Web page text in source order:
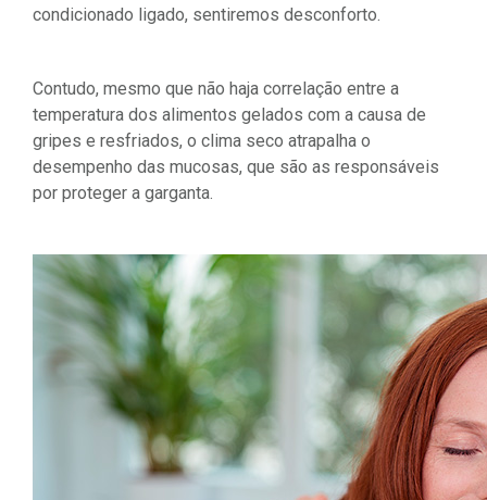
condicionado ligado, sentiremos desconforto.
Contudo, mesmo que não haja correlação entre a
temperatura dos alimentos gelados com a causa de
gripes e resfriados, o clima seco atrapalha o
desempenho das mucosas, que são as responsáveis
por proteger a garganta.